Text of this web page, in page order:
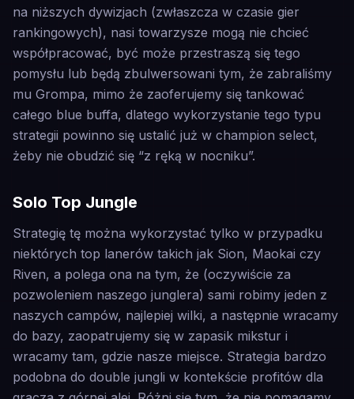
na niższych dywizjach (zwłaszcza w czasie gier
rankingowych), nasi towarzysze mogą nie chcieć
współpracować, być może przestraszą się tego
pomysłu lub będą zbulwersowani tym, że zabraliśmy
mu Grompa, mimo że zaoferujemy się tankować
całego blue buffa, dlatego wykorzystanie tego typu
strategii powinno się ustalić już w champion select,
żeby nie obudzić się “z ręką w nocniku”.
Solo Top Jungle
Strategię tę można wykorzystać tylko w przypadku
niektórych top lanerów takich jak Sion, Maokai czy
Riven, a polega ona na tym, że (oczywiście za
pozwoleniem naszego junglera) sami robimy jeden z
naszych campów, najlepiej wilki, a następnie wracamy
do bazy, zaopatrujemy się w zapasik mikstur i
wracamy tam, gdzie nasze miejsce. Strategia bardzo
podobna do double jungli w kontekście profitów dla